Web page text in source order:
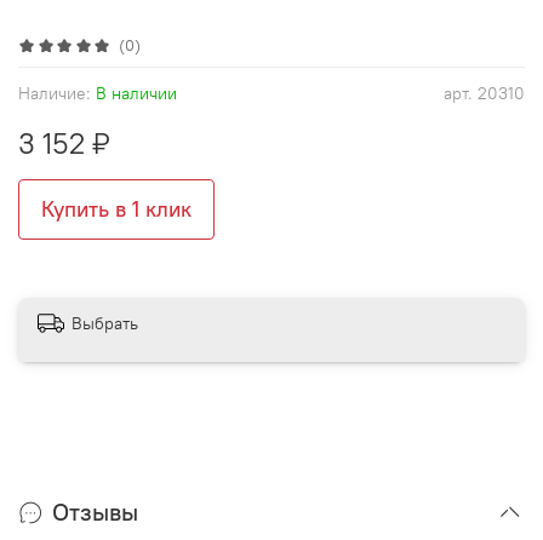
(0)
арт. 20310
Наличие: В наличии
3 152 ₽
Купить в 1 клик
Выбрать
Отзывы